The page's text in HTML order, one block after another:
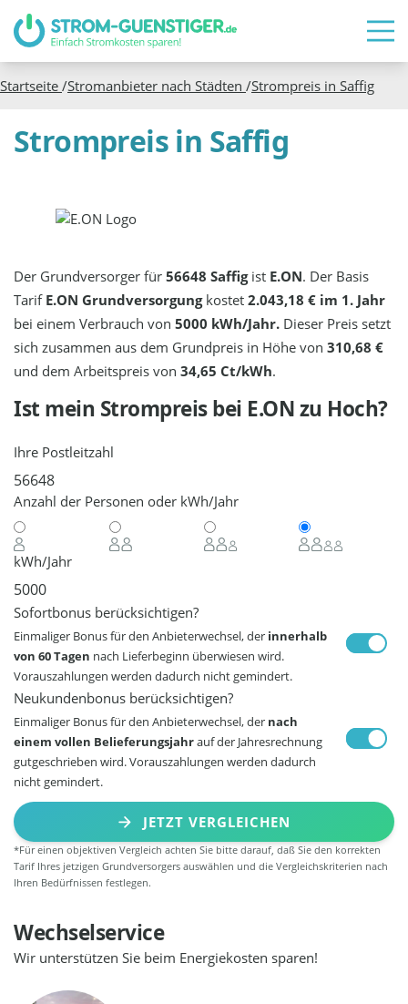
Startseite /Stromanbieter nach Städten /Strompreis in Saffig
Strompreis in Saffig
Der Grundversorger für56648 Saffigist E.ON. Der Basis
Tarif E.ON Grundversorgungkostet2.043,18 € im 1. Jahr
bei einem Verbrauch von5000 kWh/Jahr. Dieser Preis setzt
sich zusammen aus dem Grundpreis in Höhe von310,68 €
und dem Arbeitspreis von34,65 Ct/kWh.
Ist mein Strompreis bei E.ONzu Hoch?
Ihre Postleitzahl
Anzahl der Personen oder kWh/Jahr
kWh/Jahr
Sofortbonus berücksichtigen?
Einmaliger Bonus für den Anbieterwechsel, der innerhalb
von 60 Tagen nach Lieferbeginn überwiesen wird.
Vorauszahlungen werden dadurch nicht gemindert.
Neukundenbonus berücksichtigen?
Einmaliger Bonus für den Anbieterwechsel, der nach
einem vollen Belieferungsjahrauf der Jahresrechnung
gutgeschrieben wird. Vorauszahlungen werden dadurch
nicht gemindert.
JETZT VERGLEICHEN
*Für einen objektiven Vergleich achten Sie bitte darauf, daß Sie den korrekten
Tarif Ihres jetzigen Grundversorgers auswählen und die Vergleichskriterien nach
Ihren Bedürfnissen festlegen.
Wechselservice
Wir unterstützen Sie beim Energiekosten sparen!